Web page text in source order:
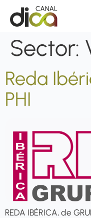
Sector:
Reda
PHI
REDA IBÉRICA, de